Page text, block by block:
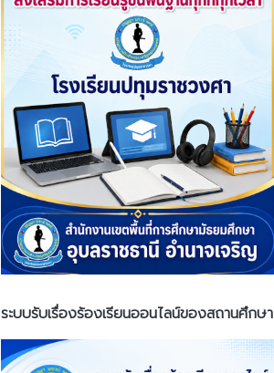
ระบบรับเรื่องร้องเรียนออนไลน์ของสถานศึกษา